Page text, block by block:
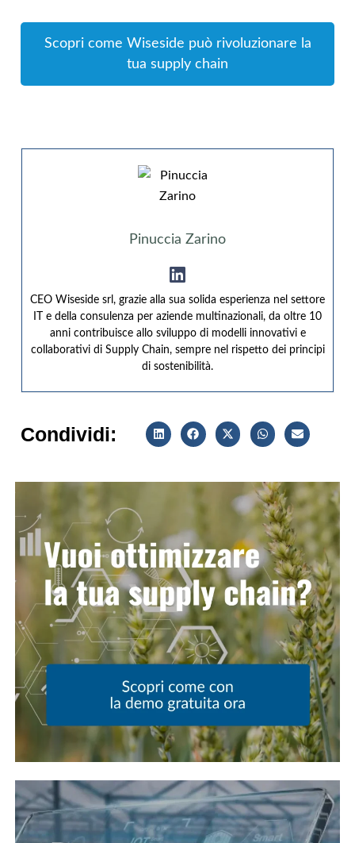
Scopri come Wiseside può rivoluzionare la
tua supply chain
Pinuccia Zarino
CEO Wiseside srl, grazie alla sua solida esperienza nel settore
IT e della consulenza per aziende multinazionali, da oltre 10
anni contribuisce allo sviluppo di modelli innovativi e
collaborativi di Supply Chain, sempre nel rispetto dei principi
di sostenibilità.
Condividi: